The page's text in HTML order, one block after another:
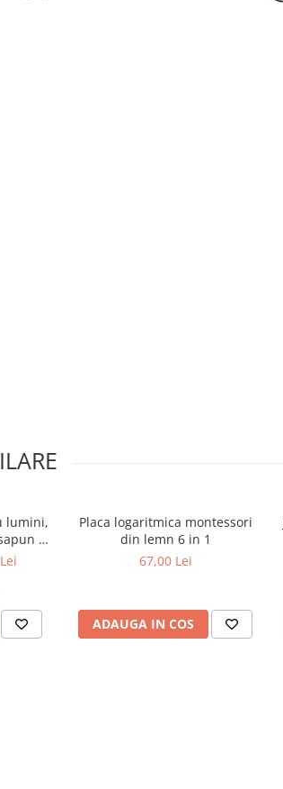
lumini,
-
Placa logaritmica montessori
din lemn 6 in 1
67,00 Lei
ADAUGA IN COS